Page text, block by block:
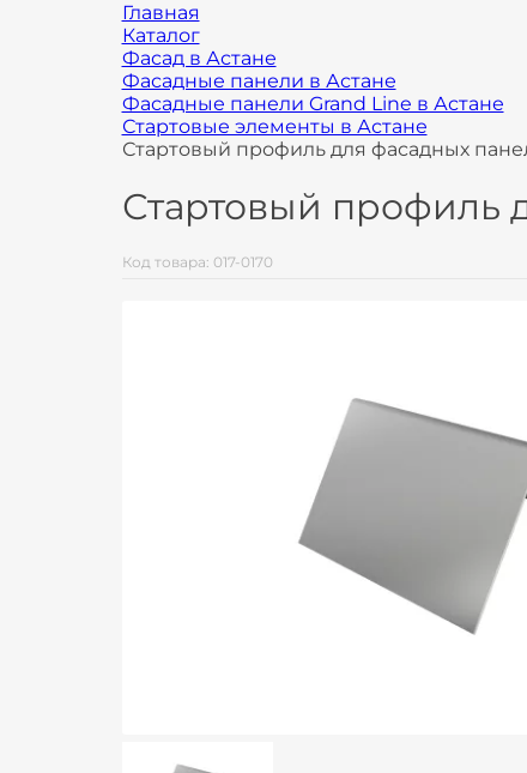
Главная
Каталог
Фасад в Астане
Фасадные панели в Астане
Фасадные панели Grand Line в Астане
Стартовые элементы в Астане
Стартовый профиль для фасадных
Стартовый профиль
Код товара: 017-0170